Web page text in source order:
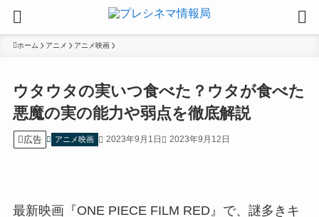
ホーム アニメ アニメ映画
ウタウタの実いつ食べた？ウタが食べた
悪魔の実の能力や弱点を徹底解説
広告 アニメ映画 2023年9月1日 2023年9月12日
最新映画『ONE PIECE FILM RED』で、謎多きキ